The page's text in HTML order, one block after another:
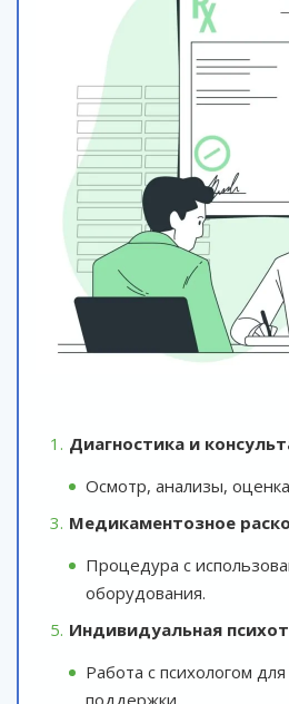
Диагностика и
Осмотр, анализы,
Медикаментозное
Процедура с
оборудования.
Индивидуальная
Работа с психологом
поддержки.